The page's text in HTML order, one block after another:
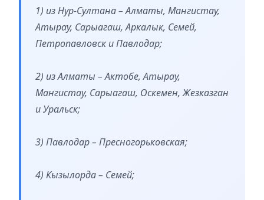
1) из Нур-Султана – Алматы, Мангистау,
Атырау, Сарыагаш, Аркалык, Семей,
Петропавловск и Павлодар;
2) из Алматы – Актобе, Атырау,
Мангистау, Сарыагаш, Оскемен, Жезказган
и Уральск;
3) Павлодар – Пресногорьковская;
4) Кызылорда – Семей;